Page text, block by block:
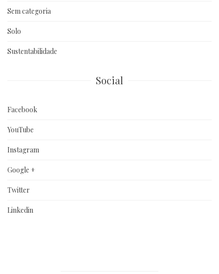
Sem categoria
Solo
Sustentabilidade
Social
Facebook
YouTube
Instagram
Google +
Twitter
Linkedin